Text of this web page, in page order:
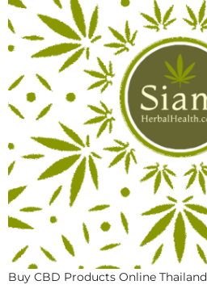
Buy CBD Products Online Thailand